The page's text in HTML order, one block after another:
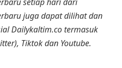
juga dapat dilihat dan
Dailykaltim.co termasuk
Tiktok dan Youtube.